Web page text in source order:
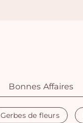
Bonnes Affaires
Gerbes de fleurs